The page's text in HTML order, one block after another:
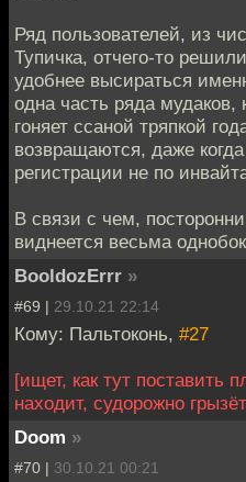
Ряд пользователей, из
Тупичка, отчего-то
удобнее высираться
одна часть ряда
гоняет ссаной тряпкой
возвращаются, даже
регистрации не по
В связи с чем,
виднеется весьма
BooldozErrr »
#69 | 29.10.21 22:14
Кому: Пальтоконь, #27
[ищет, как тут поставить
находит, судорожно
Doom »
#70 | 30.10.21 00:21